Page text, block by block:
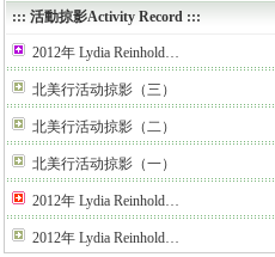
::: 活動掠影Activity Record :::
2012年 Lydia Reinhold…
北美行活动掠影（三）
北美行活动掠影（二）
北美行活动掠影（一）
2012年 Lydia Reinhold…
2012年 Lydia Reinhold…